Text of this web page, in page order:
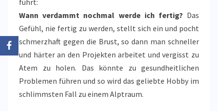
führt:
Wann verdammt nochmal werde ich fertig? Das
Gefühl, nie fertig zu werden, stellt sich ein und pocht
schmerzhaft gegen die Brust, so dann man schneller
und härter an den Projekten arbeitet und vergisst zu
Atem zu holen. Das könnte zu gesundheitlichen
Problemen führen und so wird das geliebte Hobby im
schlimmsten Fall zu einem Alptraum.